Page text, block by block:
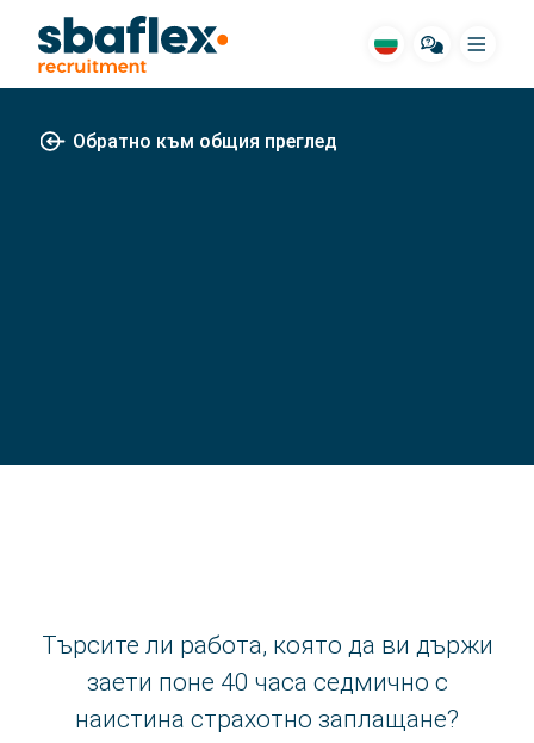
Меню
SBA за вас
Hачин на работа
Hовини
За нас
Обратно към общия преглед
Търсите ли работа, която да ви държи
заети поне 40 часа седмично с
наистина страхотно заплащане?